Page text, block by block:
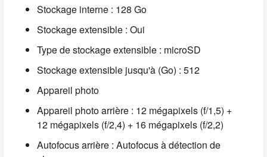
Stockage interne : 128 Go
Stockage extensible : Oui
Type de stockage extensible : microSD
Stockage extensible jusqu'à (Go) : 512
Appareil photo
Appareil photo arrière : 12 mégapixels (f/1,5) +
12 mégapixels (f/2,4) + 16 mégapixels (f/2,2)
Autofocus arrière : Autofocus à détection de